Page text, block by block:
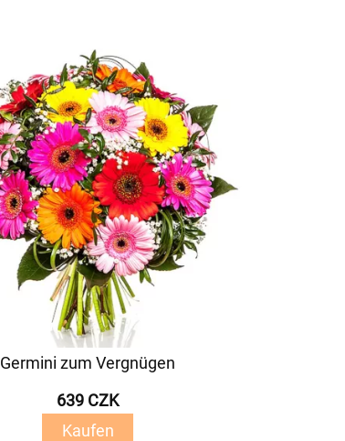
Germini zum Vergnügen
639 CZK
Kaufen